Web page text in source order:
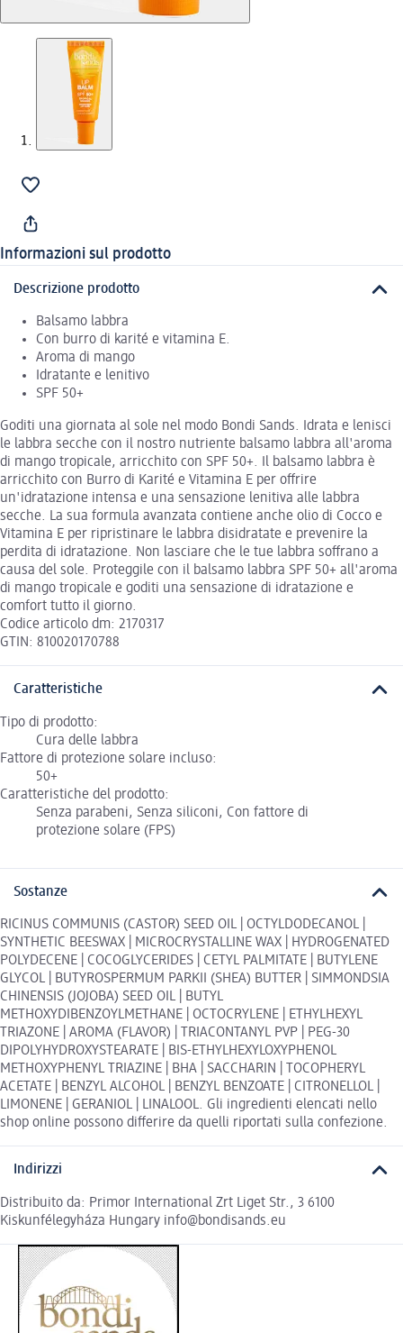
Informazioni sul prodotto
Descrizione prodotto
Balsamo labbra
Con burro di karité e vitamina E.
Aroma di mango
Idratante e lenitivo
SPF 50+
Goditi una giornata al sole nel modo Bondi Sands. Idrata e lenisci
le labbra secche con il nostro nutriente balsamo labbra all'aroma
di mango tropicale, arricchito con SPF 50+. Il balsamo labbra è
arricchito con Burro di Karité e Vitamina E per offrire
un'idratazione intensa e una sensazione lenitiva alle labbra
secche. La sua formula avanzata contiene anche olio di Cocco e
Vitamina E per ripristinare le labbra disidratate e prevenire la
perdita di idratazione. Non lasciare che le tue labbra soffrano a
causa del sole. Proteggile con il balsamo labbra SPF 50+ all'aroma
di mango tropicale e goditi una sensazione di idratazione e
comfort tutto il giorno.
Codice articolo dm: 2170317
GTIN: 810020170788
Caratteristiche
Tipo di prodotto:
Cura delle labbra
Fattore di protezione solare incluso:
50+
Caratteristiche del prodotto:
Senza parabeni, Senza siliconi, Con fattore di
protezione solare (FPS)
Sostanze
RICINUS COMMUNIS (CASTOR) SEED OIL | OCTYLDODECANOL |
SYNTHETIC BEESWAX | MICROCRYSTALLINE WAX | HYDROGENATED
POLYDECENE | COCOGLYCERIDES | CETYL PALMITATE | BUTYLENE
GLYCOL | BUTYROSPERMUM PARKII (SHEA) BUTTER | SIMMONDSIA
CHINENSIS (JOJOBA) SEED OIL | BUTYL
METHOXYDIBENZOYLMETHANE | OCTOCRYLENE | ETHYLHEXYL
TRIAZONE | AROMA (FLAVOR) | TRIACONTANYL PVP | PEG-30
DIPOLYHYDROXYSTEARATE | BIS-ETHYLHEXYLOXYPHENOL
METHOXYPHENYL TRIAZINE | BHA | SACCHARIN | TOCOPHERYL
ACETATE | BENZYL ALCOHOL | BENZYL BENZOATE | CITRONELLOL |
LIMONENE | GERANIOL | LINALOOL. Gli ingredienti elencati nello
shop online possono differire da quelli riportati sulla confezione.
Indirizzi
Distribuito da: Primor International Zrt Liget Str., 3 6100
Kiskunfélegyháza Hungary info@bondisands.eu